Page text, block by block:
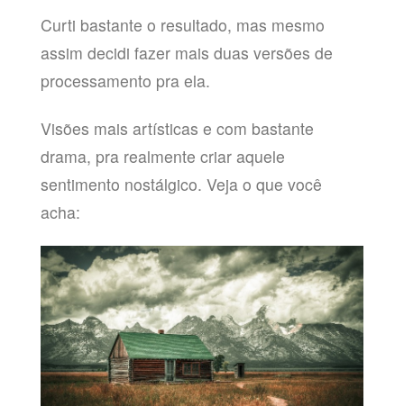
Curti bastante o resultado, mas mesmo
assim decidi fazer mais duas versões de
processamento pra ela.
Visões mais artísticas e com bastante
drama, pra realmente criar aquele
sentimento nostálgico. Veja o que você
acha: